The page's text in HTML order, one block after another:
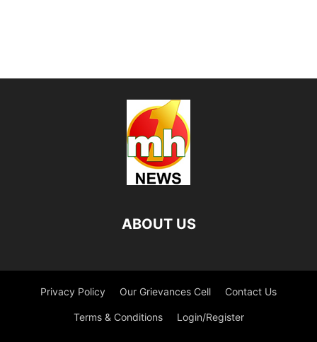
ABOUT US
Privacy Policy Our Grievances Cell Contact Us
Terms & Conditions Login/Register